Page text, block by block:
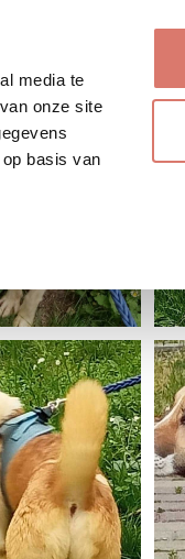
media te
onze site
basis van